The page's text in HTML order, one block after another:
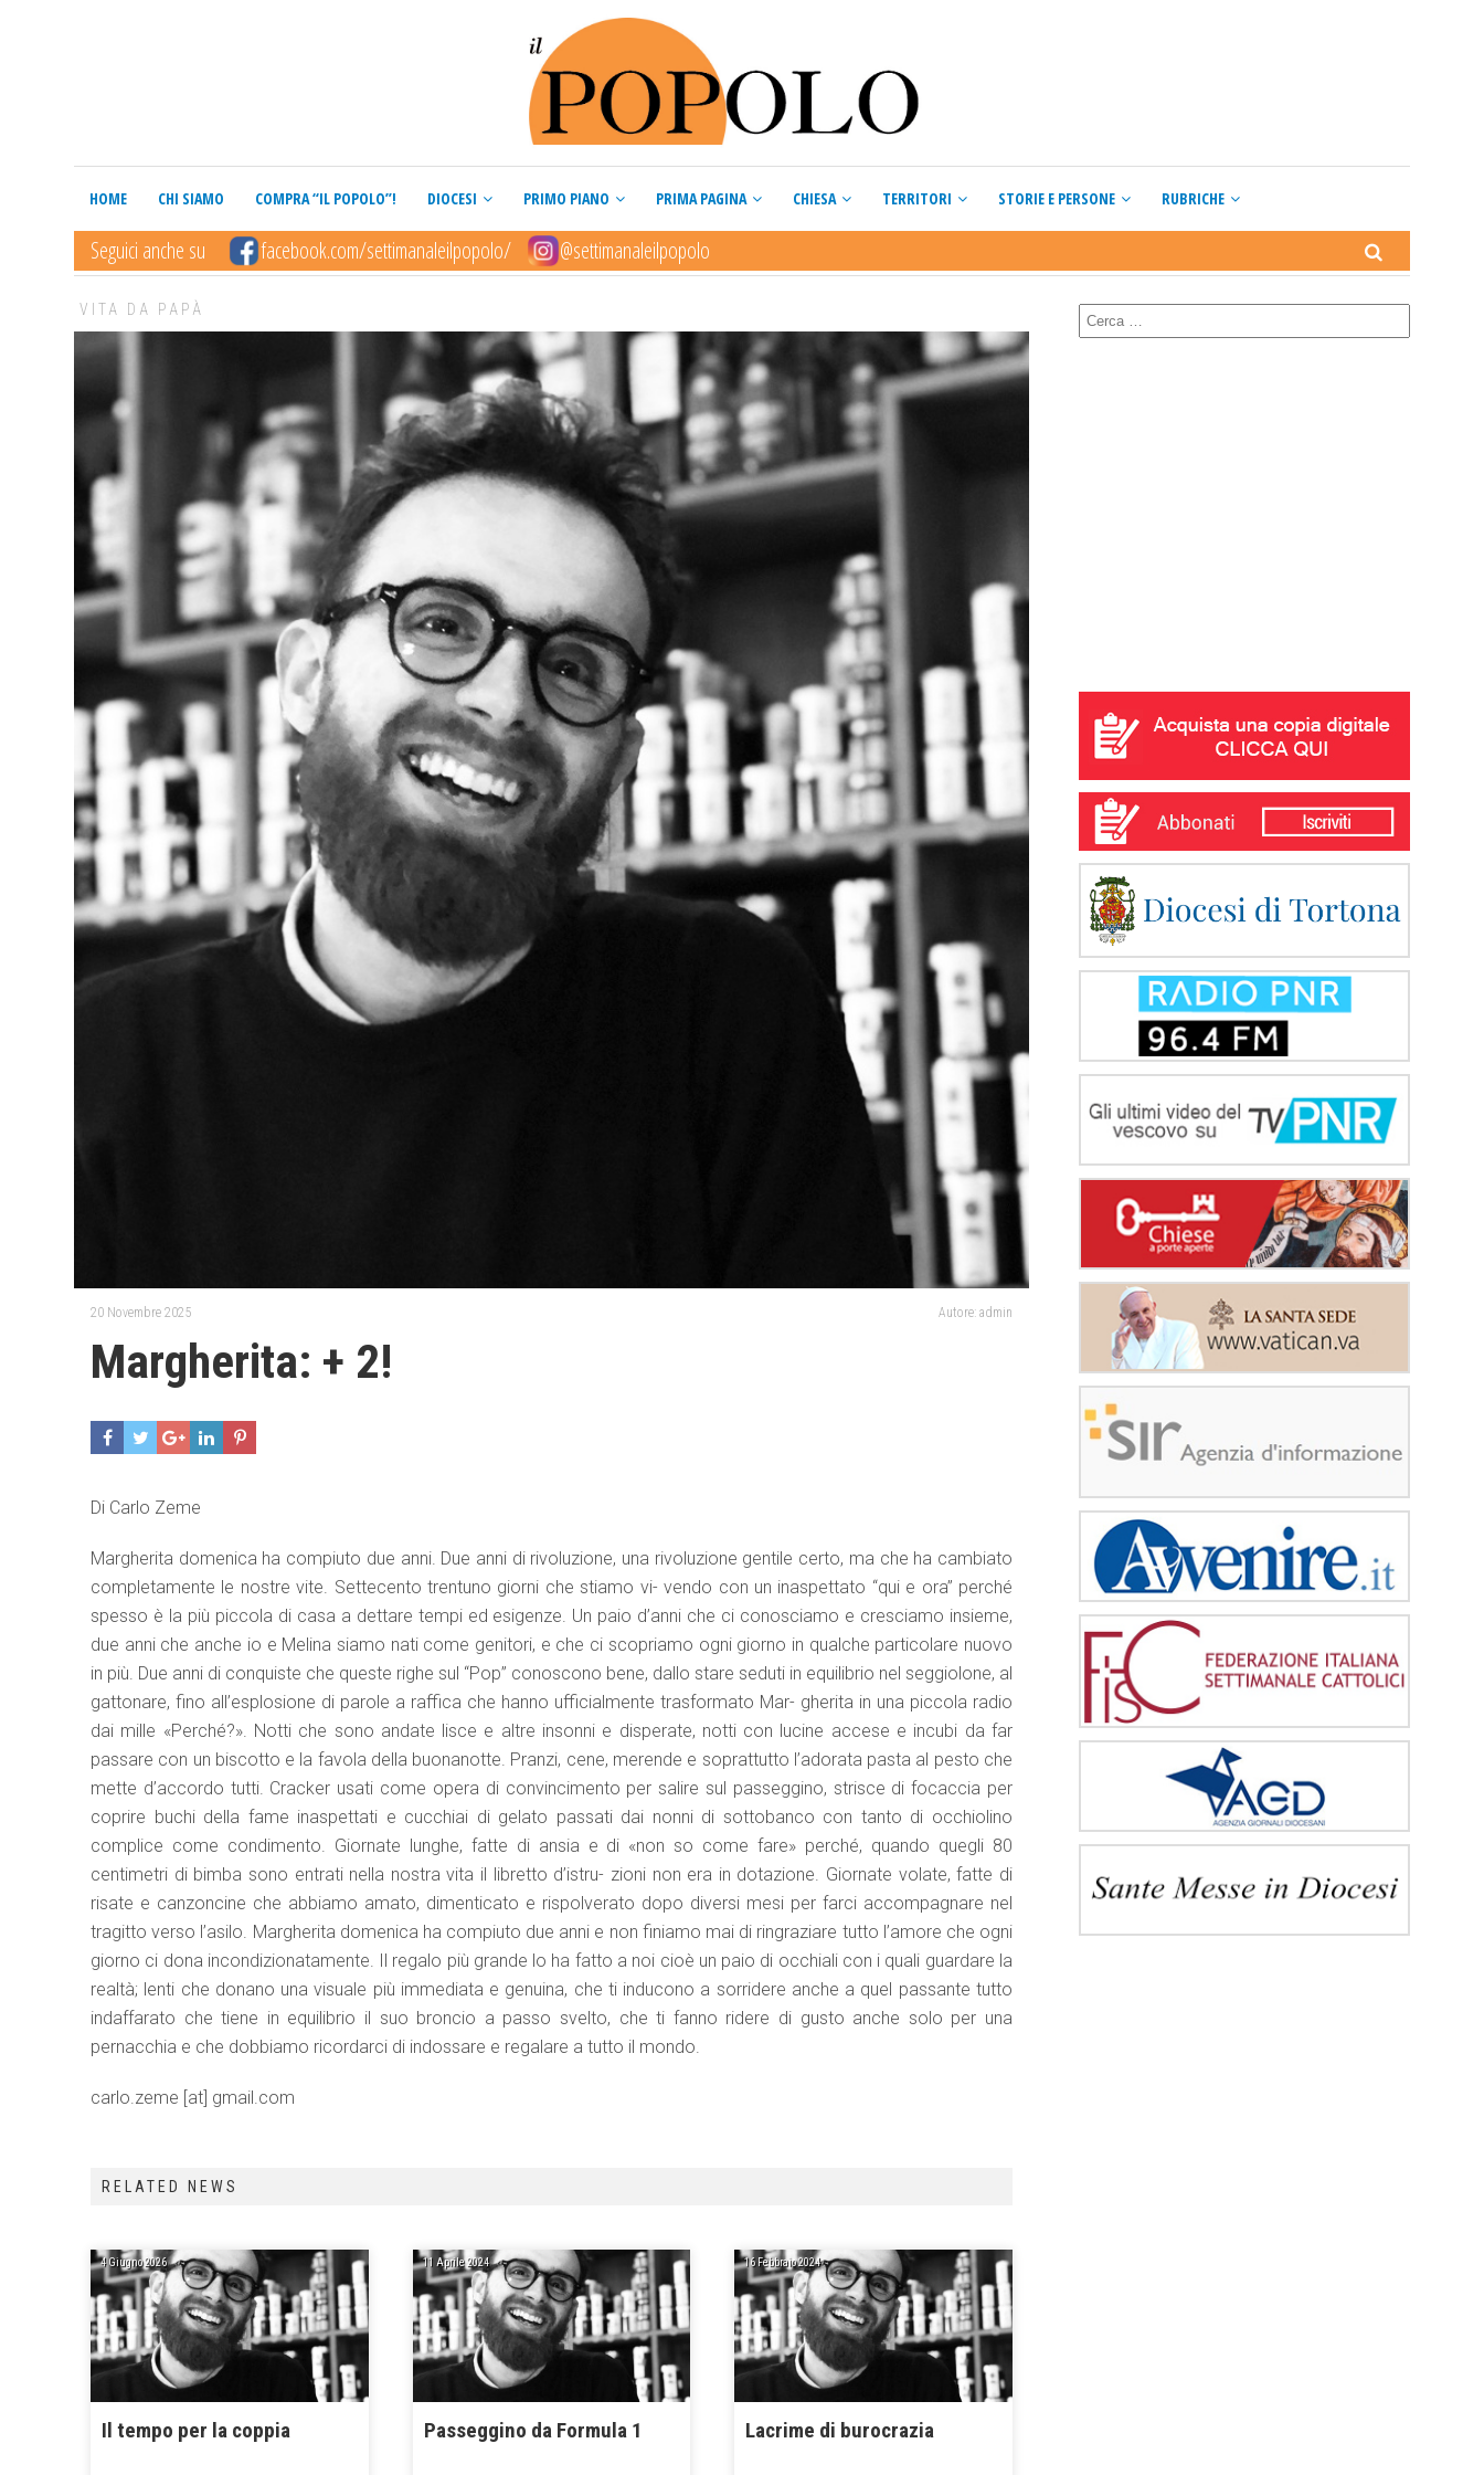
HOME CHI SIAMO COMPRA “IL POPOLO”! DIOCESI PRIMO PIANO PRIMA PAGINA CHIESA TERRITORI STORIE E PERSONE RUBRICHE
Seguici anche su facebook.com/settimanaleilpopolo/ @settimanaleilpopolo
VITA DA PAPÀ
20 Novembre 2025 Autore: admin
Margherita: + 2!
Di Carlo Zeme
Margherita domenica ha compiuto due anni. Due anni di rivoluzione, una rivoluzione gentile certo, ma che ha cambiato
completamente le nostre vite. Settecento trentuno giorni che stiamo vi- vendo con un inaspettato “qui e ora” perché
spesso è la più piccola di casa a dettare tempi ed esigenze. Un paio d’anni che ci conosciamo e cresciamo insieme,
due anni che anche io e Melina siamo nati come genitori, e che ci scopriamo ogni giorno in qualche particolare nuovo
in più. Due anni di conquiste che queste righe sul “Pop” conoscono bene, dallo stare seduti in equilibrio nel seggiolone, al
gattonare, fino all’esplosione di parole a raffica che hanno ufficialmente trasformato Mar- gherita in una piccola radio
dai mille «Perché?». Notti che sono andate lisce e altre insonni e disperate, notti con lucine accese e incubi da far
passare con un biscotto e la favola della buonanotte. Pranzi, cene, merende e soprattutto l’adorata pasta al pesto che
mette d’accordo tutti. Cracker usati come opera di convincimento per salire sul passeggino, strisce di focaccia per
coprire buchi della fame inaspettati e cucchiai di gelato passati dai nonni di sottobanco con tanto di occhiolino
complice come condimento. Giornate lunghe, fatte di ansia e di «non so come fare» perché, quando quegli 80
centimetri di bimba sono entrati nella nostra vita il libretto d’istru- zioni non era in dotazione. Giornate volate, fatte di
risate e canzoncine che abbiamo amato, dimenticato e rispolverato dopo diversi mesi per farci accompagnare nel
tragitto verso l’asilo. Margherita domenica ha compiuto due anni e non finiamo mai di ringraziare tutto l’amore che ogni
giorno ci dona incondizionatamente. Il regalo più grande lo ha fatto a noi cioè un paio di occhiali con i quali guardare la
realtà; lenti che donano una visuale più immediata e genuina, che ti inducono a sorridere anche a quel passante tutto
indaffarato che tiene in equilibrio il suo broncio a passo svelto, che ti fanno ridere di gusto anche solo per una
pernacchia e che dobbiamo ricordarci di indossare e regalare a tutto il mondo.
carlo.zeme [at] gmail.com
RELATED NEWS
4 Giugno 2026
Il tempo per la coppia
11 Aprile 2024
Passeggino da Formula 1
16 Febbraio 2024
Lacrime di burocrazia